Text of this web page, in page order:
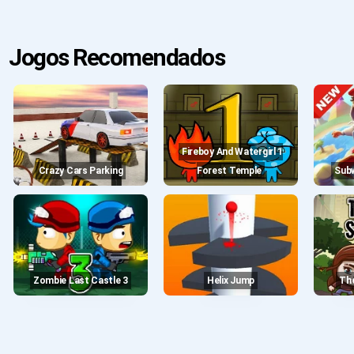
Jogos Recomendados
Crazy Cars Parking
Fireboy And Watergirl 1
Forest Temple
Zombie Last Castle 3 Helix Jump